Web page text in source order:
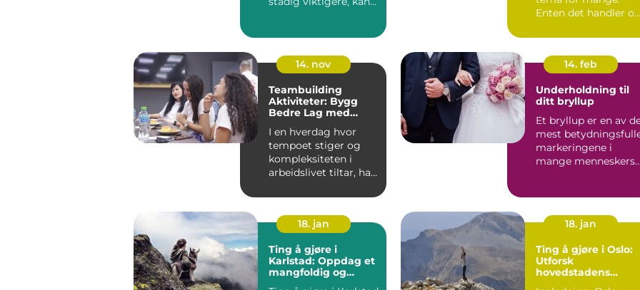
Enten det handler om
14. nov
Teambuilding
Aktiviteter: Bygg
Bedre Lag med
I en hverdag hvor
tempoet stiger og
kompleksiteten i
arbeidslivet tiltar, har
godt...
14. feb
Underholdning til
ditt bryllup
Et bryllup er en av
mest
markeringene i
mange menneskers
18. jan
Ting å gjøre i
Karlstad: Oppdag et
mangfoldig og
18. jan
Ting å gjøre i Oslo:
Utforsk
hovedstadens